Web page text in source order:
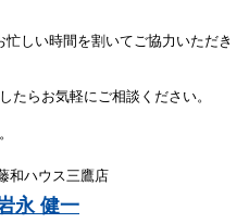
しい時間を割いてご協力いただき
たらお気軽にご相談ください。
和ハウス三鷹店
永 健一